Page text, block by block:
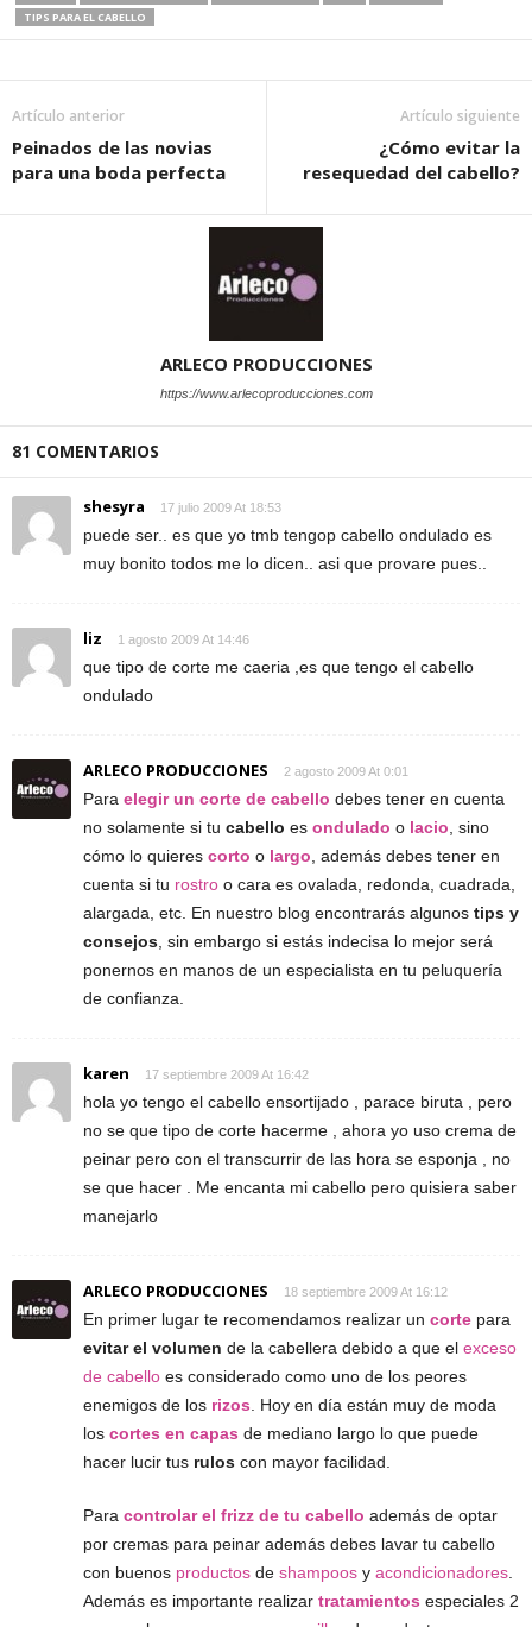
TIPS PARA EL CABELLO
Artículo anterior
Peinados de las novias
para una boda perfecta
Artículo siguiente
¿Cómo evitar la
resequedad del cabello?
ARLECO PRODUCCIONES
https://www.arlecoproducciones.com
81 COMENTARIOS
shesyra 17 julio 2009 At 18:53
puede ser.. es que yo tmb tengop cabello ondulado es
muy bonito todos me lo dicen.. asi que provare pues..
liz 1 agosto 2009 At 14:46
que tipo de corte me caeria ,es que tengo el cabello
ondulado
ARLECO PRODUCCIONES 2 agosto 2009 At 0:01
Para elegir un corte de cabello debes tener en cuenta
no solamente si tu cabello es ondulado o lacio , sino
cómo lo quieres corto o largo , además debes tener en
cuenta si tu rostro o cara es ovalada, redonda, cuadrada,
alargada, etc. En nuestro blog encontrarás algunos tips y
consejos , sin embargo si estás indecisa lo mejor será
ponernos en manos de un especialista en tu peluquería
de confianza.
karen 17 septiembre 2009 At 16:42
hola yo tengo el cabello ensortijado , parace biruta , pero
no se que tipo de corte hacerme , ahora yo uso crema de
peinar pero con el transcurrir de las hora se esponja , no
se que hacer . Me encanta mi cabello pero quisiera saber
manejarlo
ARLECO PRODUCCIONES 18 septiembre 2009 At 16:12
En primer lugar te recomendamos realizar un corte para
evitar el volumen de la cabellera debido a que el exceso
de cabello es considerado como uno de los peores
enemigos de los rizos . Hoy en día están muy de moda
los cortes en capas de mediano largo lo que puede
hacer lucir tus rulos con mayor facilidad.
Para controlar el frizz de tu cabello además de optar
por cremas para peinar además debes lavar tu cabello
con buenos productos de shampoos y acondicionadores
Además es importante realizar tratamientos especiales 2